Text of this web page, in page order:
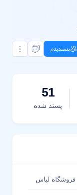
پسندیدم
51
پسند شده
فروشگاه لباس